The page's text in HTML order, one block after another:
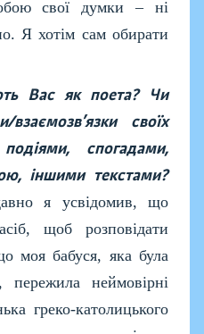
свої думки – ні
Я хотім сам обирати
Вас як поета? Чи
взаємозв’язки своїх
спогадами,
іншими текстами?
я усвідомив, що
щоб розповідати
моя бабуся, яка була
неймовірні
греко-католицького